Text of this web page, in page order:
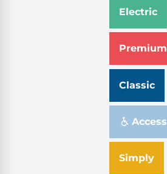
Electric
Premium
Classic
Access
Simply